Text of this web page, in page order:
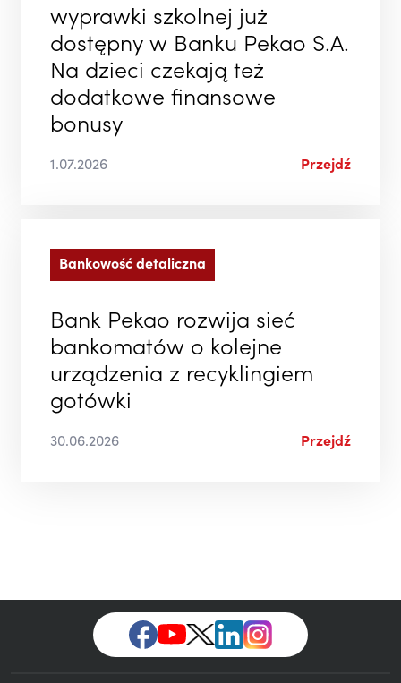
wyprawki szkolnej już
dostępny w Banku Pekao S.A.
Na dzieci czekają też
dodatkowe finansowe
bonusy
1.07.2026 Przejdź
Bankowość detaliczna
Bank Pekao rozwija sieć
bankomatów o kolejne
urządzenia z recyklingiem
gotówki
30.06.2026 Przejdź